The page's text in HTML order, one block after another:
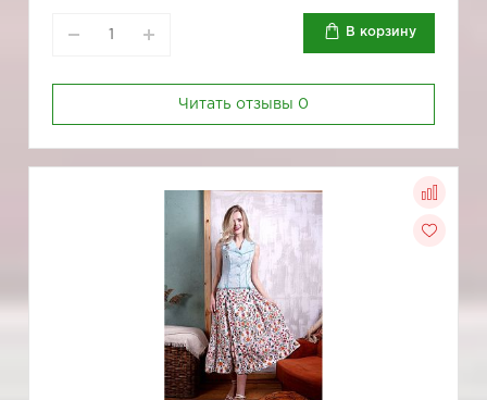
В корзину
Читать отзывы 0